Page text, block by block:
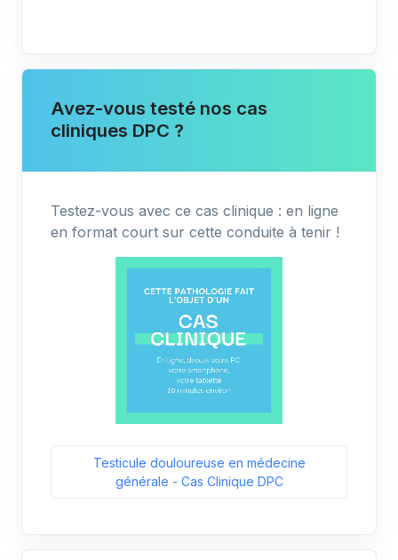
Avez-vous testé nos cas
cliniques DPC ?
Testez-vous avec ce cas clinique : en ligne
en format court sur cette conduite à tenir !
Testicule douloureuse en médecine
générale - Cas Clinique DPC